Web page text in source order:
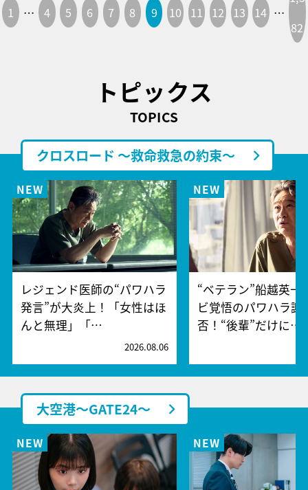
1 … 4 5 6 7 8 9 10 11 12 13 14 …
82
トピックス
TOPICS
クロスロード ～救命救急の約束～
レジェンド医師の“パワハラ
発言”が大炎上！「女性はほ
んと無理」「…
2026.08.06
“ベテラン”船越英一
ビ覚悟のパワハラ謝
否！“後輩”だけに…
大空港～GATE24～